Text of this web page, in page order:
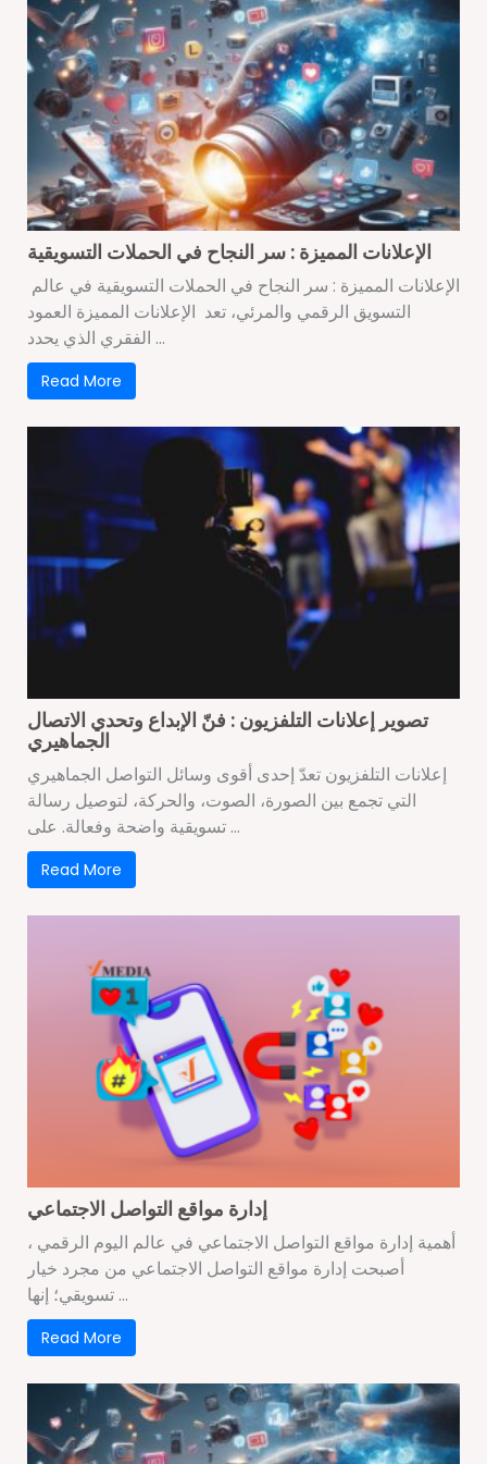
الإعلانات المميزة : سر النجاح في الحملات التسويقية
التسويق الرقمي والمرئي، تعد الإعلانات المميزة العمود
الفقري الذي يحدد ...
Read More
تصوير إعلانات التلفزيون : فنّ الإبداع وتحدي الاتصال
الجماهيري
إعلانات التلفزيون تعدّ إحدى أقوى وسائل التواصل الجماهيري
التي تجمع بين الصورة، الصوت، والحركة، لتوصيل رسالة
تسويقية واضحة وفعالة. على ...
Read More
إدارة مواقع التواصل الاجتماعي
أهمية إدارة مواقع التواصل الاجتماعي في عالم اليوم الرقمي ،
أصبحت إدارة مواقع التواصل الاجتماعي من مجرد خيار
تسويقي؛ إنها ...
Read More